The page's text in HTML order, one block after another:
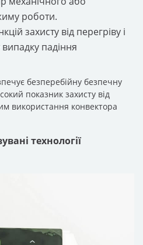
роботи.
захисту від перегріву і
падіння
безперебійну безпечну
показник захисту від
використання конвектора
технології